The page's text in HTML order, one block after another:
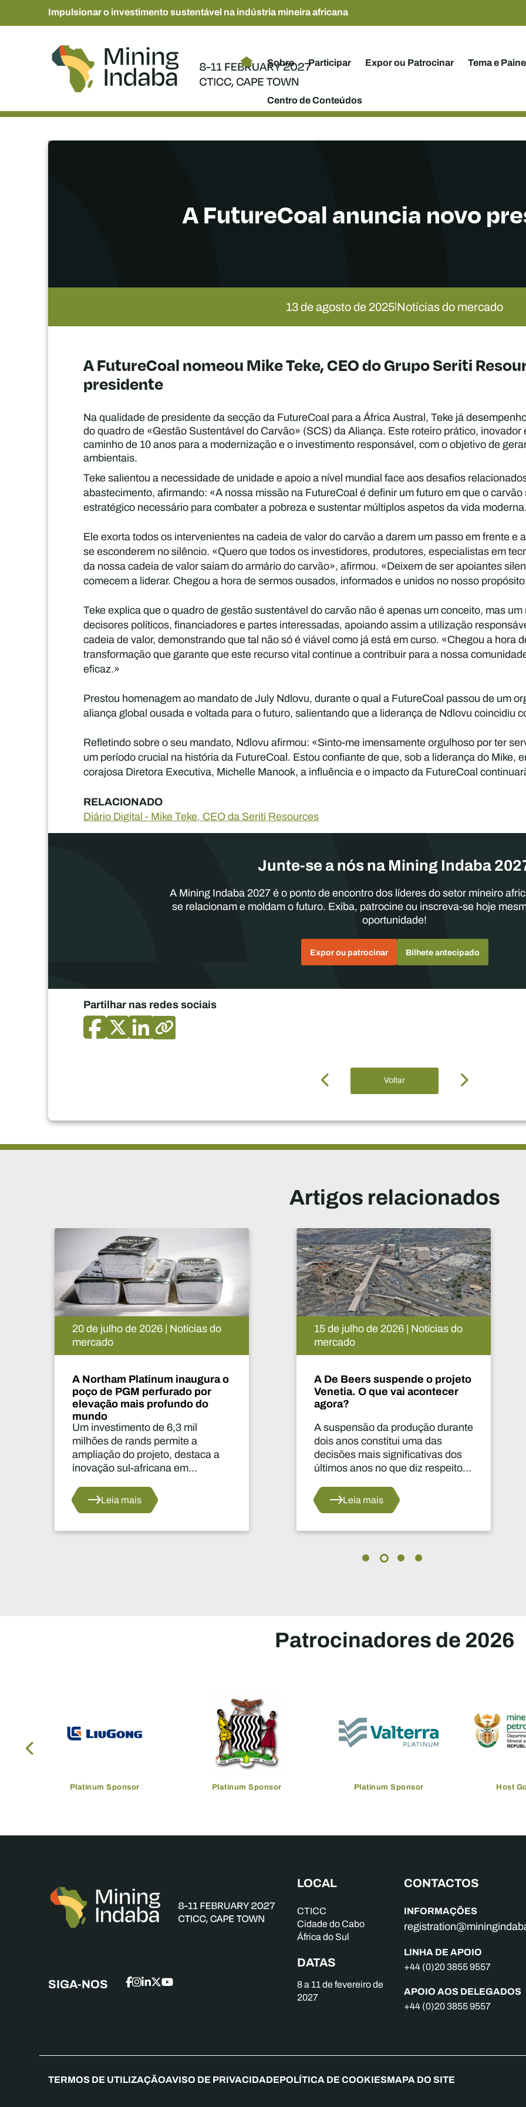
Impulsionar o investimento sustentável na indústria mineira africana
Sobre Participar Expor ou Patrocinar Tema e
Centro de Conteúdos
A FutureCoal anuncia novo
13 de agosto de 2025|Notícias do mercado
A FutureCoal nomeou Mike Teke, CEO do Grupo Seriti
presidente
Na qualidade de presidente da secção da FutureCoal para a África Austral, Teke já
do quadro de «Gestão Sustentável do Carvão» (SCS) da Aliança. Este roteiro prático,
caminho de 10 anos para a modernização e o investimento responsável, com o objetivo de
ambientais.
Teke salientou a necessidade de unidade e apoio a nível mundial face aos desafios
abastecimento, afirmando: «A nossa missão na FutureCoal é definir um futuro em que o
estratégico necessário para combater a pobreza e sustentar múltiplos aspetos da vida
Ele exorta todos os intervenientes na cadeia de valor do carvão a darem um passo em frente e
se esconderem no silêncio. «Quero que todos os investidores, produtores, especialistas em
da nossa cadeia de valor saiam do armário do carvão», afirmou. «Deixem de ser apoiantes
comecem a liderar. Chegou a hora de sermos ousados, informados e unidos no nosso
Teke explica que o quadro de gestão sustentável do carvão não é apenas um conceito, mas
decisores políticos, financiadores e partes interessadas, apoiando assim a utilização
cadeia de valor, demonstrando que tal não só é viável como já está em curso. «Chegou a hora
transformação que garante que este recurso vital continue a contribuir para a nossa
eficaz.»
Prestou homenagem ao mandato de July Ndlovu, durante o qual a FutureCoal passou de um
aliança global ousada e voltada para o futuro, salientando que a liderança de Ndlovu coincidiu
Refletindo sobre o seu mandato, Ndlovu afirmou: «Sinto-me imensamente orgulhoso por ter
um período crucial na história da FutureCoal. Estou confiante de que, sob a liderança do Mike,
corajosa Diretora Executiva, Michelle Manook, a influência e o impacto da FutureCoal
RELACIONADO
Diário Digital - Mike Teke, CEO da Seriti Resources
Junte-se a nós na Mining Indaba
A Mining Indaba 2027 é o ponto de encontro dos líderes do setor mineiro
se relacionam e moldam o futuro. Exiba, patrocine ou inscreva-se hoje
oportunidade!
Expor ou patrocinar Bilhete antecipado
Partilhar nas redes sociais
Voltar
Artigos relacionados
de 2026 | Notícias do
Platinum inaugura o
perfurado por
mais profundo do
de 6,3 mil
rands permite a
do projeto, destaca a
no setor da platina
15 de julho de 2026 | Notícias do
A De Beers suspende o projeto
Venetia. O que vai acontecer
agora?
A suspensão da produção durante
dois anos constitui uma das
decisões mais significativas dos
últimos anos no que diz respeito
09 de julho de
Mine 2026:
movimento
O setor mineiro
apenas uma
investimento
biliões de dólares
mil milhões de
Patrocinadores de 2026
Platinum Sponsor Platinum Sponsor Platinum Sponsor Host
LOCAL
CTICC
Cidade do Cabo
África do Sul
DATAS
8 a 11 de fevereiro de
2027
CONTACTOS
INFORMAÇÕES
LINHA DE APOIO
+44 (0)20 3855 9557
APOIO AOS DELEGADOS
+44 (0)20 3855 9557
SIGA-NOS
TERMOS DE UTILIZAÇÃOAVISO DE PRIVACIDADEPOLÍTICA DE COOKIESMAPA DO SITE